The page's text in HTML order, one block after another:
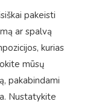
pakeisti
ar spalvą
kurias
mūsų
pakabindami
Nustatykite